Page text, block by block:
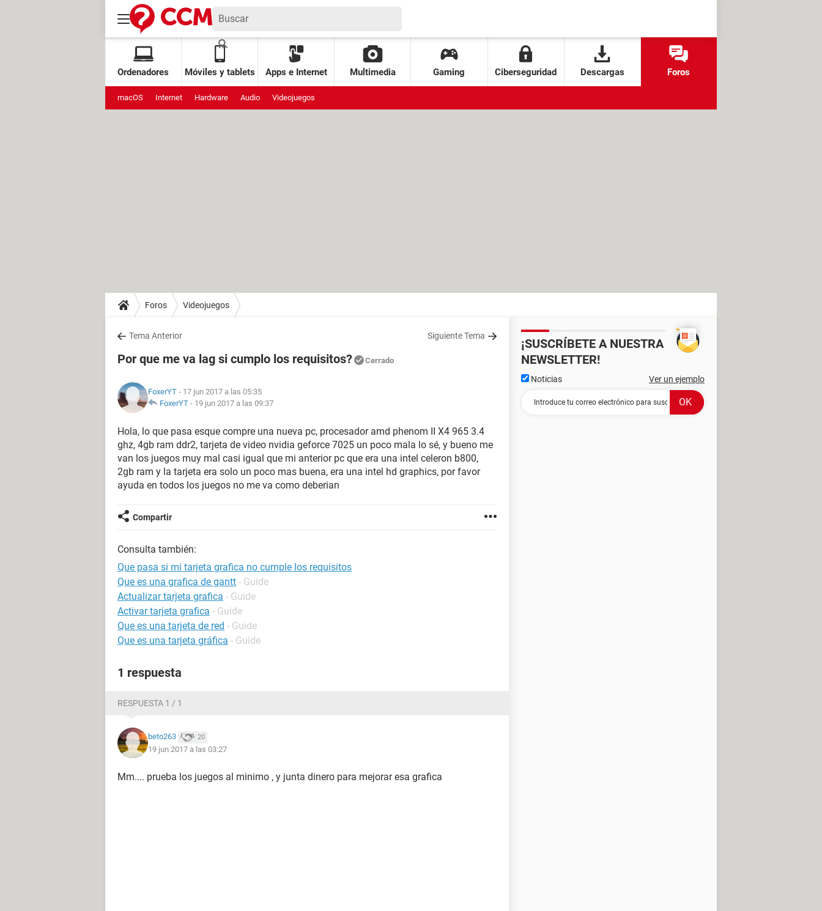
Ordenadores Móviles y tablets Apps e Internet Multimedia Gaming Ciberseguridad Descargas Foros
macOS Internet Hardware Audio Videojuegos
Foros Videojuegos
Tema Anterior Siguiente Tema
Por que me va lag si cumplo los requisitos? Cerrado
FoxerYT - 17 jun 2017 a las 05:35
FoxerYT - 19 jun 2017 a las 09:37
Hola, lo que pasa esque compre una nueva pc, procesador amd phenom II X4 965 3.4
ghz, 4gb ram ddr2, tarjeta de video nvidia geforce 7025 un poco mala lo sé, y bueno me
van los juegos muy mal casi igual que mi anterior pc que era una intel celeron b800,
2gb ram y la tarjeta era solo un poco mas buena, era una intel hd graphics, por favor
ayuda en todos los juegos no me va como deberian
Compartir
Consulta también:
Que pasa si mi tarjeta grafica no cumple los requisitos
Que es una grafica de gantt - Guide
Actualizar tarjeta grafica - Guide
Activar tarjeta grafica - Guide
Que es una tarjeta de red - Guide
Que es una tarjeta gráfica - Guide
1 respuesta
RESPUESTA 1 / 1
beto263 20
19 jun 2017 a las 03:27
Mm.... prueba los juegos al minimo , y junta dinero para mejorar esa grafica
¡SUSCRÍBETE A NUESTRA
NEWSLETTER!
Noticias Ver un ejemplo